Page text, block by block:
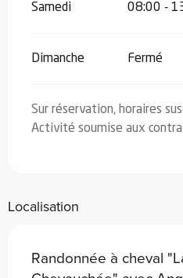
Samedi 08:00 -
Dimanche Fermé
Sur réservation, horaires
Activité soumise aux
Localisation
Randonnée à cheval